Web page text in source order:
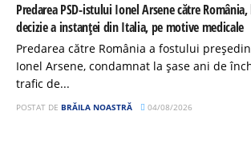
Predarea PSD-istului Ionel Arsene către
decizie a instanței din Italia, pe motive medicale
Predarea către România a fostului
Ionel Arsene, condamnat la șase ani de
trafic de...
POSTAT DE BRĂILA NOASTRĂ 04/08/2026